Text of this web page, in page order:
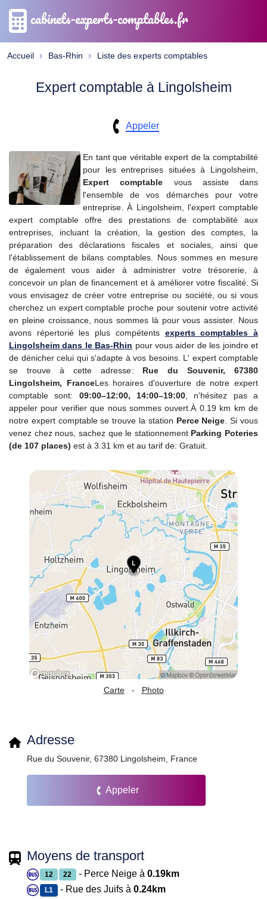
cabinets-experts-comptables.fr
Accueil Bas-Rhin Liste des experts comptables
Expert comptable à Lingolsheim
Appeler
En tant que véritable expert de la comptabilité
pour les entreprises situées à Lingolsheim,
Expert comptable vous assiste dans
l'ensemble de vos démarches pour votre
entreprise. À Lingolsheim, l'expert comptable
expert comptable offre des prestations de comptabilité aux
entreprises, incluant la création, la gestion des comptes, la
préparation des déclarations fiscales et sociales, ainsi que
l'établissement de bilans comptables. Nous sommes en mesure
de également vous aider à administrer votre trésorerie, à
concevoir un plan de financement et à améliorer votre fiscalité. Si
vous envisagez de créer votre entreprise ou société, ou si vous
cherchez un expert comptable proche pour soutenir votre activité
en pleine croissance, nous sommes là pour vous assister. Nous
avons répertorié les plus compétents experts comptables à
Lingolsheim dans le Bas-Rhin pour vous aider de les joindre et
de dénicher celui qui s'adapte à vos besoins. L' expert comptable
se trouve à cette adresse: Rue du Souvenir, 67380
Lingolsheim, FranceLes horaires d'ouverture de notre expert
comptable sont: 09:00–12:00, 14:00–19:00 , n'hésitez pas a
appeler pour verifier que nous sommes ouvert.À 0.19 km km de
notre expert comptable se trouve la station Perce Neige . Si vous
venez chez nous, sachez que le stationnement Parking Poteries
(de 107 places) est à 3.31 km et au tarif de: Gratuit.
Carte - Photo
Adresse
Rue du Souvenir, 67380 Lingolsheim, France
Appeler
Moyens de transport
12 22 - Perce Neige à0.19km
L1 - Rue des Juifs à 0.24km